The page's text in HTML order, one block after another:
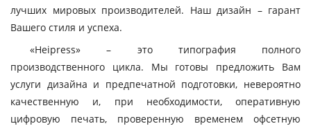
лучших мировых производителей. Наш дизайн – гарант
Вашего стиля и успеха.
«Heipress» – это типография полного
производственного цикла. Мы готовы предложить Вам
услуги дизайна и предпечатной подготовки, невероятно
качественную и, при необходимости, оперативную
цифровую печать, проверенную временем офсетную